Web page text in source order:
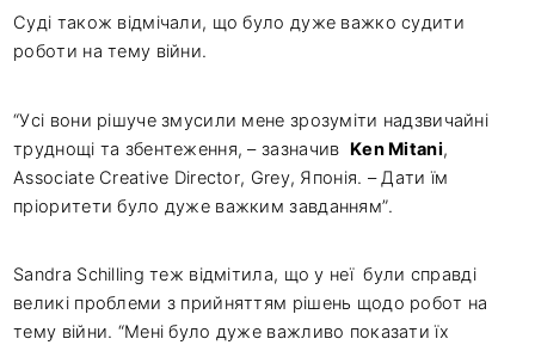
Суді також відмічали, що було дуже важко судити
роботи на тему війни.
“Усі вони рішуче змусили мене зрозуміти надзвичайні
труднощі та збентеження, – зазначив Ken Mitani,
Associate Creative Director, Grey, Японія. – Дати їм
пріоритети було дуже важким завданням”.
Sandra Schilling теж відмітила, що у неї були справді
великі проблеми з прийняттям рішень щодо робот на
тему війни. “Мені було дуже важливо показати їх